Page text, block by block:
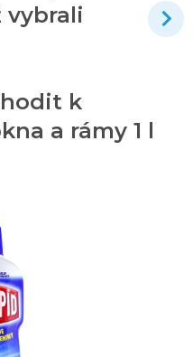
vybrali
hodit k
a rámy 1 l